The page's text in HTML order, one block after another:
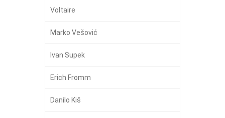
Voltaire
Marko Vešović
Ivan Supek
Erich Fromm
Danilo Kiš